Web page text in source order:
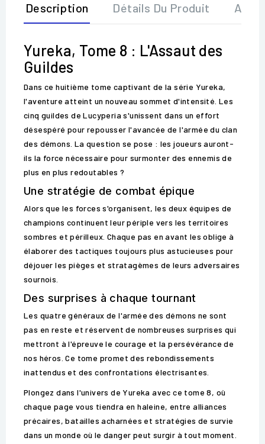
Description Détails Du Produit Avis
Yureka, Tome 8 : L'Assaut des
Guildes
Dans ce huitième tome captivant de la série Yureka,
l'aventure atteint un nouveau sommet d'intensité. Les
cinq guildes de Lucyperia s'unissent dans un effort
désespéré pour repousser l'avancée de l'armée du clan
des démons. La question se pose : les joueurs auront-
ils la force nécessaire pour surmonter des ennemis de
plus en plus redoutables ?
Une stratégie de combat épique
Alors que les forces s'organisent, les deux équipes de
champions continuent leur périple vers les territoires
sombres et périlleux. Chaque pas en avant les oblige à
élaborer des tactiques toujours plus astucieuses pour
déjouer les pièges et stratagèmes de leurs adversaires
sournois.
Des surprises à chaque tournant
Les quatre généraux de l'armée des démons ne sont
pas en reste et réservent de nombreuses surprises qui
mettront à l'épreuve le courage et la persévérance de
nos héros. Ce tome promet des rebondissements
inattendus et des confrontations électrisantes.
Plongez dans l'univers de Yureka avec ce tome 8, où
chaque page vous tiendra en haleine, entre alliances
précaires, batailles acharnées et stratégies de survie
dans un monde où le danger peut surgir à tout moment.